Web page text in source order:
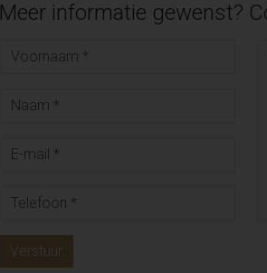
Meer informatie gewenst?
Verstuur